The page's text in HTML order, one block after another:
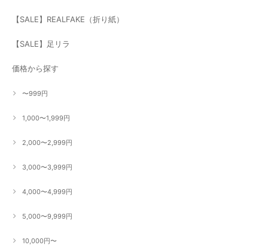
【SALE】REALFAKE（折り紙）
【SALE】足リラ
価格から探す
〜999円
1,000〜1,999円
2,000〜2,999円
3,000〜3,999円
4,000〜4,999円
5,000〜9,999円
10,000円〜